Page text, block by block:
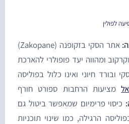
אתר הסקי בזקופנה (Zakopane)
יעד פופולרי להארכת
חיוני ואינו כלול בפוליסה
הרחבות ספורט חורף
פרימיום שמאפשר ביטול גם
כמו שינוי תוכניות